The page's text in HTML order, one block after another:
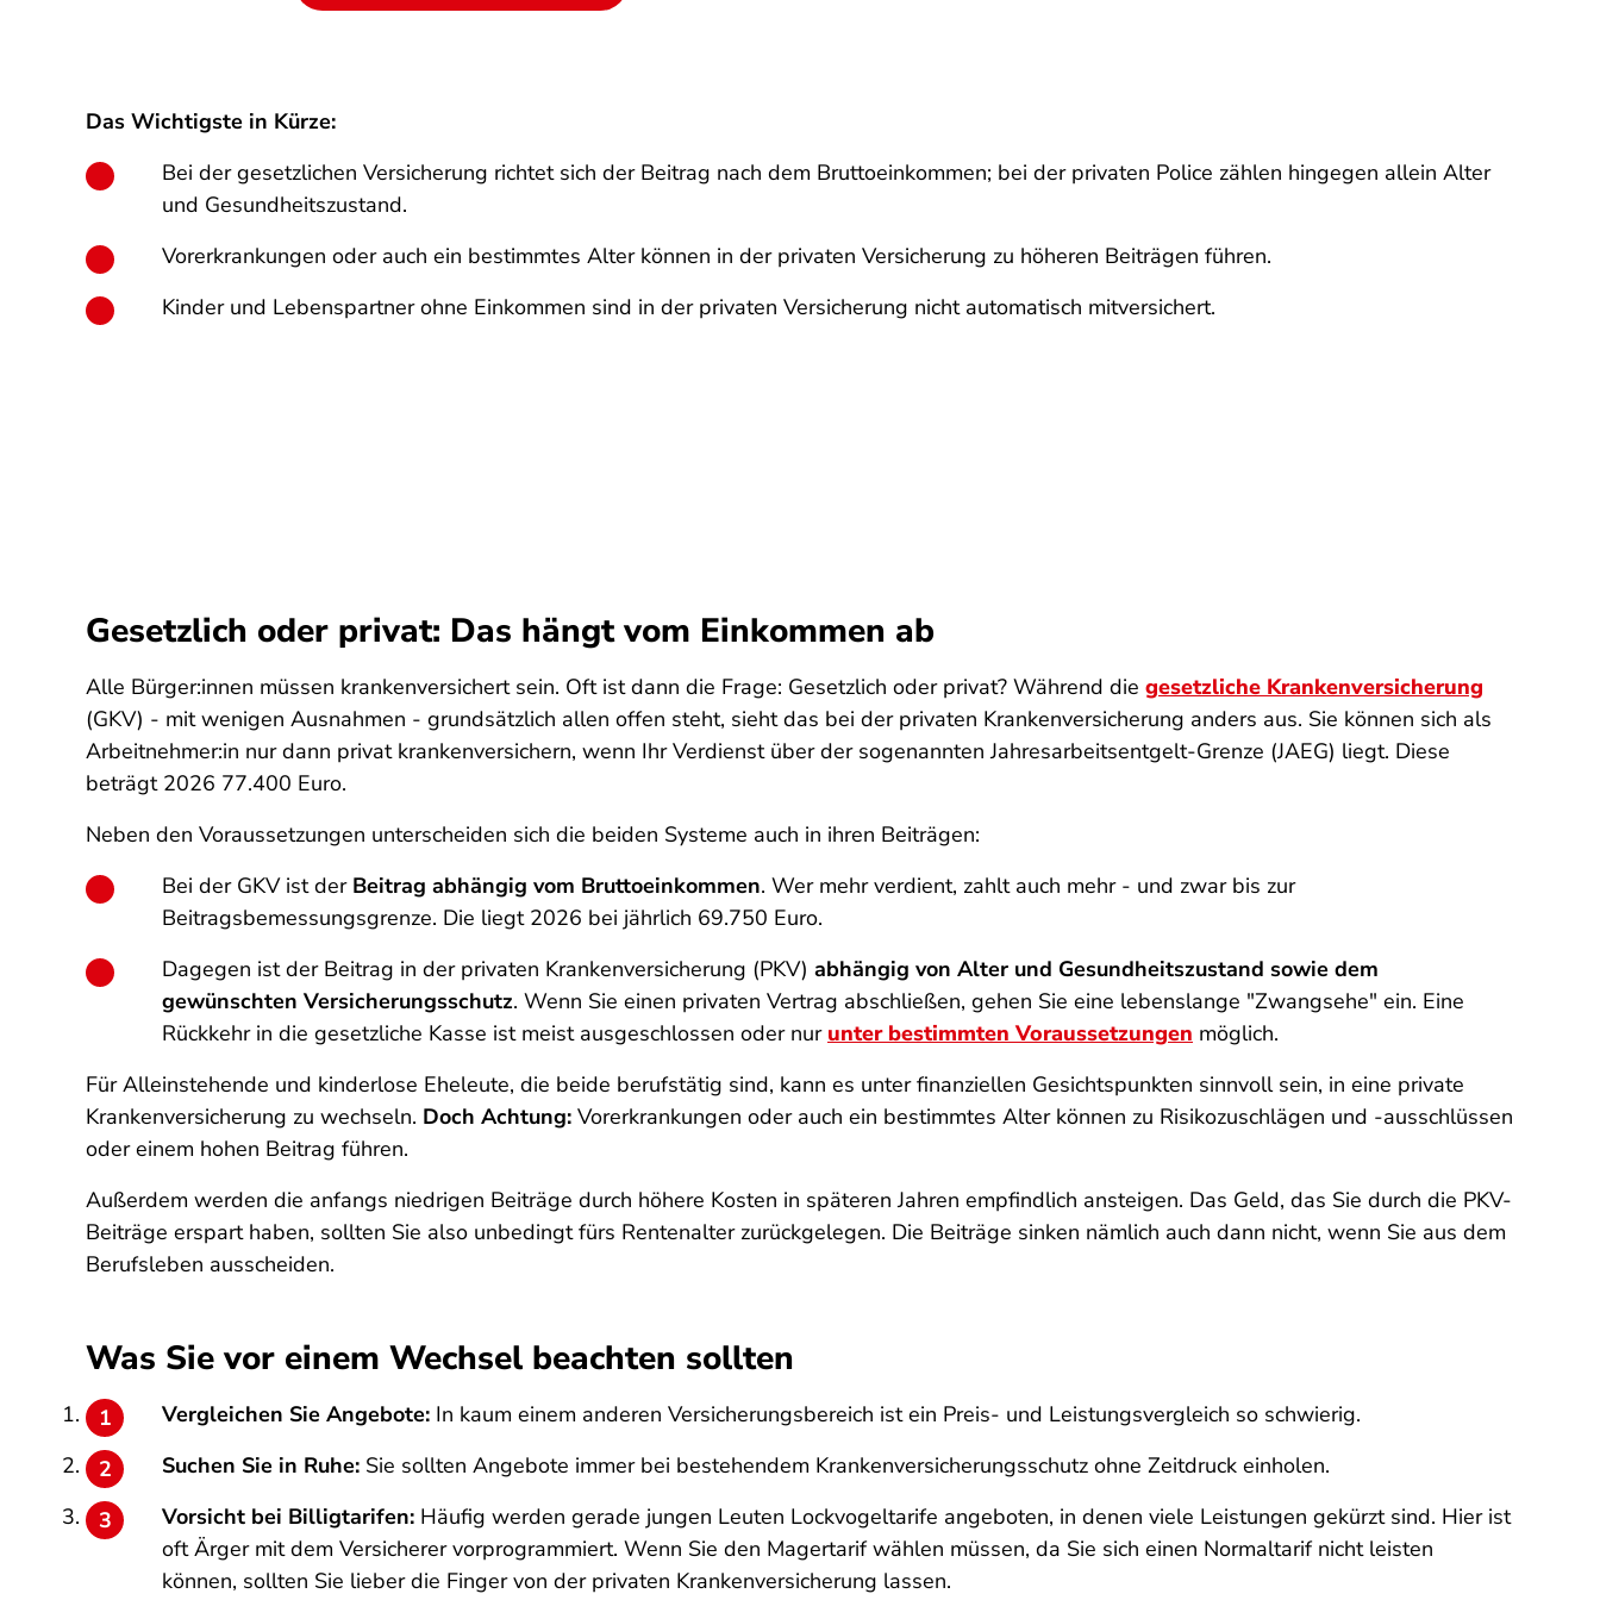
Das Wichtigste in Kürze:
Bei der gesetzlichen Versicherung richtet sich der Beitrag nach dem Bruttoeinkommen; bei der privaten Police zählen hingegen allein Alter
und Gesundheitszustand.
Vorerkrankungen oder auch ein bestimmtes Alter können in der privaten Versicherung zu höheren Beiträgen führen.
Kinder und Lebenspartner ohne Einkommen sind in der privaten Versicherung nicht automatisch mitversichert.
Gesetzlich oder privat: Das hängt vom Einkommen ab
Alle Bürger:innen müssen krankenversichert sein. Oft ist dann die Frage: Gesetzlich oder privat? Während die gesetzliche Krankenversicherung
(GKV) - mit wenigen Ausnahmen - grundsätzlich allen offen steht, sieht das bei der privaten Krankenversicherung anders aus. Sie können sich als
Arbeitnehmer:in nur dann privat krankenversichern, wenn Ihr Verdienst über der sogenannten Jahresarbeitsentgelt-Grenze (JAEG) liegt. Diese
beträgt 2026 77.400 Euro.
Neben den Voraussetzungen unterscheiden sich die beiden Systeme auch in ihren Beiträgen:
Bei der GKV ist der Beitrag abhängig vom Bruttoeinkommen. Wer mehr verdient, zahlt auch mehr - und zwar bis zur
Beitragsbemessungsgrenze. Die liegt 2026 bei jährlich 69.750 Euro.
Dagegen ist der Beitrag in der privaten Krankenversicherung (PKV) abhängig von Alter und Gesundheitszustand sowie dem
gewünschten Versicherungsschutz. Wenn Sie einen privaten Vertrag abschließen, gehen Sie eine lebenslange "Zwangsehe" ein. Eine
Rückkehr in die gesetzliche Kasse ist meist ausgeschlossen oder nur unter bestimmten Voraussetzungen möglich.
Für Alleinstehende und kinderlose Eheleute, die beide berufstätig sind, kann es unter finanziellen Gesichtspunkten sinnvoll sein, in eine private
Krankenversicherung zu wechseln. Doch Achtung: Vorerkrankungen oder auch ein bestimmtes Alter können zu Risikozuschlägen und -ausschlüssen
oder einem hohen Beitrag führen.
Außerdem werden die anfangs niedrigen Beiträge durch höhere Kosten in späteren Jahren empfindlich ansteigen. Das Geld, das Sie durch die PKV-
Beiträge erspart haben, sollten Sie also unbedingt fürs Rentenalter zurückgelegen. Die Beiträge sinken nämlich auch dann nicht, wenn Sie aus dem
Berufsleben ausscheiden.
Was Sie vor einem Wechsel beachten sollten
Vergleichen Sie Angebote: In kaum einem anderen Versicherungsbereich ist ein Preis- und Leistungsvergleich so schwierig.
Suchen Sie in Ruhe: Sie sollten Angebote immer bei bestehendem Krankenversicherungsschutz ohne Zeitdruck einholen.
Vorsicht bei Billigtarifen: Häufig werden gerade jungen Leuten Lockvogeltarife angeboten, in denen viele Leistungen gekürzt sind. Hier ist
oft Ärger mit dem Versicherer vorprogrammiert. Wenn Sie den Magertarif wählen müssen, da Sie sich einen Normaltarif nicht leisten
können, sollten Sie lieber die Finger von der privaten Krankenversicherung lassen.